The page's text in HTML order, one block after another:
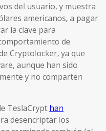
del usuario, y muestra
americanos, a pagar
la clave para
de
Cryptolocker, ya que
aunque han sido
y no comparten
TeslaCrypt han
desencriptar los